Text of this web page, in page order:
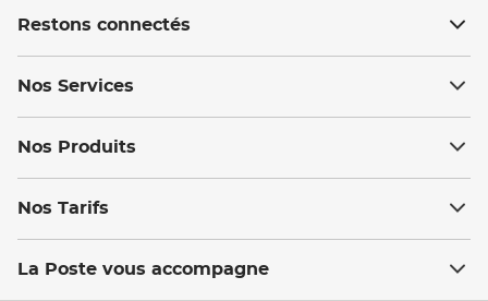
Restons connectés
Nos Services
Nos Produits
Nos Tarifs
La Poste vous accompagne